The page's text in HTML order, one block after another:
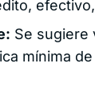
Se sugiere
mínima